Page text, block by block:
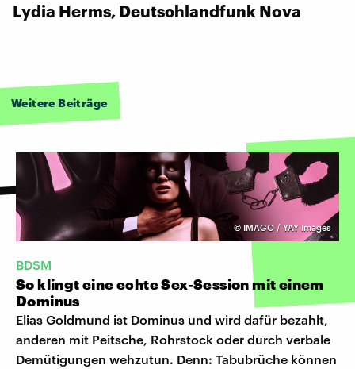
Lydia Herms, Deutschlandfunk Nova
Weitere Beiträge
© IMAGO / YAY Images
BDSM
So klingt eine echte Sex-Session mit einem
Dominus
Elias Goldmund ist Dominus und wird dafür bezahlt,
anderen mit Peitsche, Rohrstock oder durch verbale
Demütigungen wehzutun. Denn: Tabubrüche können